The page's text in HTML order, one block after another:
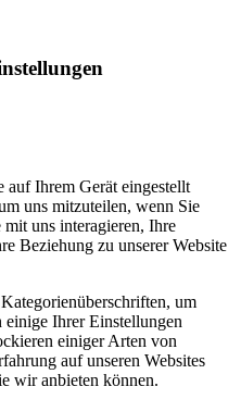
Ihrem Gerät eingestellt
uns mitzuteilen, wenn Sie
mit uns interagieren, Ihre
Beziehung zu unserer Website
um
einige Ihrer Einstellungen
einiger Arten von
auf unseren Websites
wir anbieten können.